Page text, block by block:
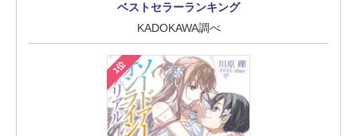
ベストセラーランキング
KADOKAWA調べ
1位